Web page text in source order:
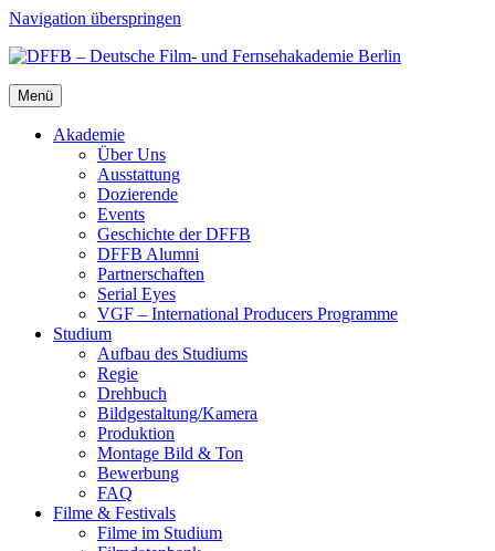
Navigation überspringen
Menü
Aka­de­mie
Über Uns
Aus­stat­tung
Dozie­ren­de
Events
Geschich­te der DFFB
DFFB Alum­ni
Part­ner­schaf­ten
Seri­al Eyes
VGF – Inter­na­tio­nal Pro­du­cers Pro­gram­me
Stu­di­um
Auf­bau des Stu­di­ums
Regie
Dreh­buch
Bildgestaltung/​​Kamera
Pro­duk­ti­on
Mon­ta­ge Bild & Ton
Bewer­bung
FAQ
Fil­me & Fes­ti­vals
Fil­me im Stu­di­um